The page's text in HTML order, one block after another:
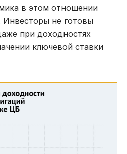
в этом отношении
Инвесторы не готовы
при доходностях
ключевой ставки